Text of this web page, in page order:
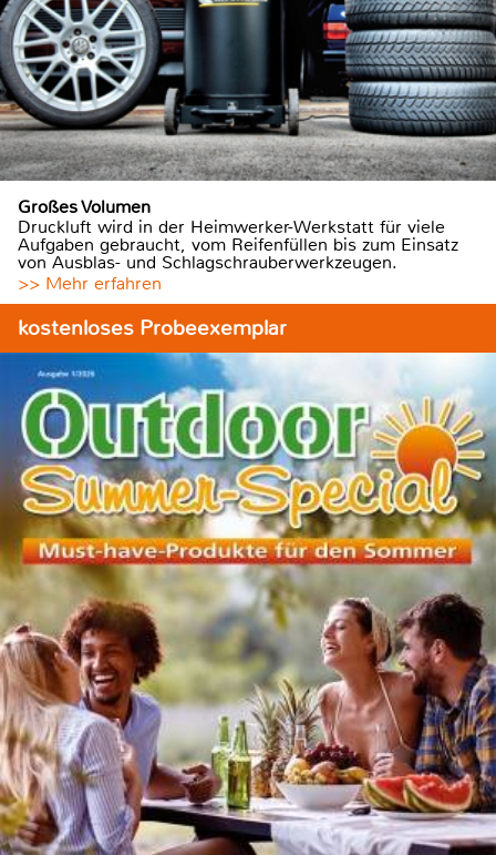
Großes Volumen
Druckluft wird in der Heimwerker-Werkstatt für viele
Aufgaben gebraucht, vom Reifenfüllen bis zum Einsatz
von Ausblas- und Schlagschrauberwerkzeugen.
>> Mehr erfahren
kostenloses Probeexemplar